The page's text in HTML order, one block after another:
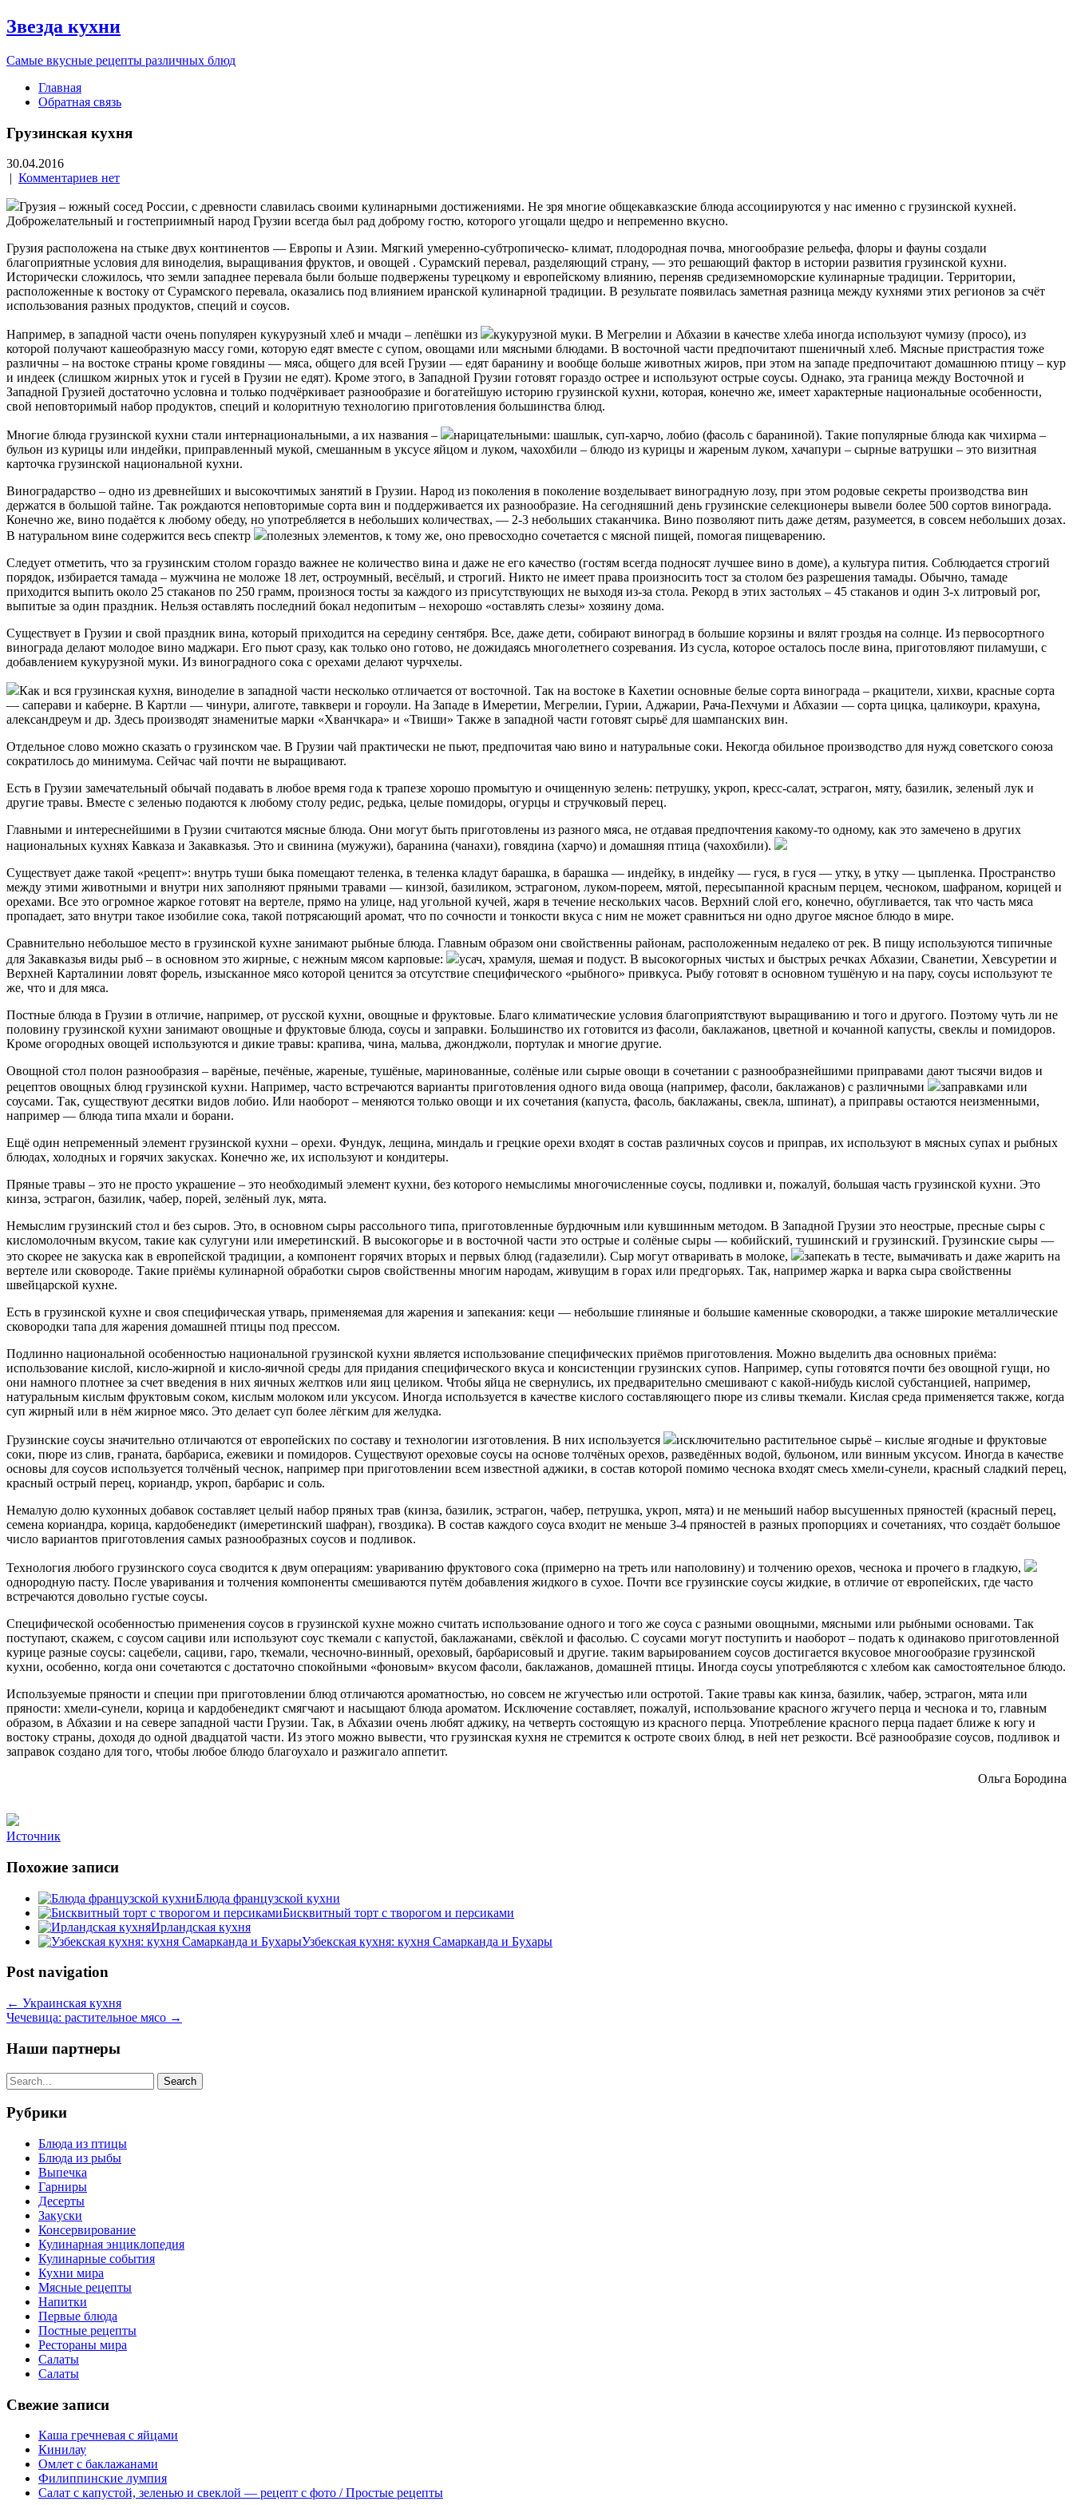
Звезда кухни
Самые вкусные рецепты различных блюд
Главная
Обратная связь
Грузинская кухня
30.04.2016
| Комментариев нет
Грузия – южный сосед России, с древности славилась своими кулинарными достижениями. Не зря многие общекавказские блюда ассоциируются у нас именно с грузинской кухней.
Доброжелательный и гостеприимный народ Грузии всегда был рад доброму гостю, которого угощали щедро и непременно вкусно.
Грузия расположена на стыке двух континентов — Европы и Азии. Мягкий умеренно-субтропическо- климат, плодородная почва, многообразие рельефа, флоры и фауны создали
благоприятные условия для виноделия, выращивания фруктов, и овощей . Сурамский перевал, разделяющий страну, — это решающий фактор в истории развития грузинской кухни.
Исторически сложилось, что земли западнее перевала были больше подвержены турецкому и европейскому влиянию, переняв средиземноморские кулинарные традиции. Территории,
расположенные к востоку от Сурамского перевала, оказались под влиянием иранской кулинарной традиции. В результате появилась заметная разница между кухнями этих регионов за счёт
использования разных продуктов, специй и соусов.
Например, в западной части очень популярен кукурузный хлеб и мчади – лепёшки из
кукурузной муки. В Мегрелии и Абхазии в качестве хлеба иногда используют чумизу (просо), из
которой получают кашеобразную массу гоми, которую едят вместе с супом, овощами или мясными блюдами. В восточной части предпочитают пшеничный хлеб. Мясные пристрастия тоже
различны – на востоке страны кроме говядины — мяса, общего для всей Грузии — едят баранину и вообще больше животных жиров, при этом на западе предпочитают домашнюю птицу – кур
и индеек (слишком жирных уток и гусей в Грузии не едят). Кроме этого, в Западной Грузии готовят гораздо острее и используют острые соусы. Однако, эта граница между Восточной и
Западной Грузией достаточно условна и только подчёркивает разнообразие и богатейшую историю грузинской кухни, которая, конечно же, имеет характерные национальные особенности,
свой неповторимый набор продуктов, специй и колоритную технологию приготовления большинства блюд.
Многие блюда грузинской кухни стали интернациональными, а их названия –
нарицательными: шашлык, суп-харчо, лобио (фасоль с бараниной). Такие популярные блюда как чихирма –
бульон из курицы или индейки, приправленный мукой, смешанным в уксусе яйцом и луком, чахохбили – блюдо из курицы и жареным луком, хачапури – сырные ватрушки – это визитная
карточка грузинской национальной кухни.
Виноградарство – одно из древнейших и высокочтимых занятий в Грузии. Народ из поколения в поколение возделывает виноградную лозу, при этом родовые секреты производства вин
держатся в большой тайне. Так рождаются неповторимые сорта вин и поддерживается их разнообразие. На сегодняшний день грузинские селекционеры вывели более 500 сортов винограда.
Конечно же, вино подаётся к любому обеду, но употребляется в небольших количествах, — 2-3 небольших стаканчика. Вино позволяют пить даже детям, разумеется, в совсем небольших дозах.
В натуральном вине содержится весь спектр
полезных элементов, к тому же, оно превосходно сочетается с мясной пищей, помогая пищеварению.
Следует отметить, что за грузинским столом гораздо важнее не количество вина и даже не его качество (гостям всегда подносят лучшее вино в доме), а культура пития. Соблюдается строгий
порядок, избирается тамада – мужчина не моложе 18 лет, остроумный, весёлый, и строгий. Никто не имеет права произносить тост за столом без разрешения тамады. Обычно, тамаде
приходится выпить около 25 стаканов по 250 грамм, произнося тосты за каждого из присутствующих не выходя из-за стола. Рекорд в этих застольях – 45 стаканов и один 3-х литровый рог,
выпитые за один праздник. Нельзя оставлять последний бокал недопитым – нехорошо «оставлять слезы» хозяину дома.
Существует в Грузии и свой праздник вина, который приходится на середину сентября. Все, даже дети, собирают виноград в большие корзины и вялят гроздья на солнце. Из первосортного
винограда делают молодое вино маджари. Его пьют сразу, как только оно готово, не дожидаясь многолетнего созревания. Из сусла, которое осталось после вина, приготовляют пиламуши, с
добавлением кукурузной муки. Из виноградного сока с орехами делают чурчхелы.
Как и вся грузинская кухня, виноделие в западной части несколько отличается от восточной. Так на востоке в Кахетии основные белые сорта винограда – ркацители, хихви, красные сорта
— саперави и каберне. В Картли — чинури, алиготе, тавквери и гороули. На Западе в Имеретии, Мегрелии, Гурии, Аджарии, Рача-Пехчуми и Абхазии — сорта цицка, цаликоури, крахуна,
александреум и др. Здесь производят знаменитые марки «Хванчкара» и «Твиши» Также в западной части готовят сырьё для шампанских вин.
Отдельное слово можно сказать о грузинском чае. В Грузии чай практически не пьют, предпочитая чаю вино и натуральные соки. Некогда обильное производство для нужд советского союза
сократилось до минимума. Сейчас чай почти не выращивают.
Есть в Грузии замечательный обычай подавать в любое время года к трапезе хорошо промытую и очищенную зелень: петрушку, укроп, кресс-салат, эстрагон, мяту, базилик, зеленый лук и
другие травы. Вместе с зеленью подаются к любому столу редис, редька, целые помидоры, огурцы и стручковый перец.
Главными и интереснейшими в Грузии считаются мясные блюда. Они могут быть приготовлены из разного мяса, не отдавая предпочтения какому-то одному, как это замечено в других
национальных кухнях Кавказа и Закавказья. Это и свинина (мужужи), баранина (чанахи), говядина (харчо) и домашняя птица (чахохбили).
Существует даже такой «рецепт»: внутрь туши быка помещают теленка, в теленка кладут барашка, в барашка — индейку, в индейку — гуся, в гуся — утку, в утку — цыпленка. Пространство
между этими животными и внутри них заполняют пряными травами — кинзой, базиликом, эстрагоном, луком-пореем, мятой, пересыпанной красным перцем, чесноком, шафраном, корицей и
орехами. Все это огромное жаркое готовят на вертеле, прямо на улице, над угольной кучей, жаря в течение нескольких часов. Верхний слой его, конечно, обугливается, так что часть мяса
пропадает, зато внутри такое изобилие сока, такой потрясающий аромат, что по сочности и тонкости вкуса с ним не может сравниться ни одно другое мясное блюдо в мире.
Сравнительно небольшое место в грузинской кухне занимают рыбные блюда. Главным образом они свойственны районам, расположенным недалеко от рек. В пищу используются типичные
для Закавказья виды рыб – в основном это жирные, с нежным мясом карповые:
усач, храмуля, шемая и подуст. В высокогорных чистых и быстрых речках Абхазии, Сванетии, Хевсуретии и
Верхней Карталинии ловят форель, изысканное мясо которой ценится за отсутствие специфического «рыбного» привкуса. Рыбу готовят в основном тушёную и на пару, соусы используют те
же, что и для мяса.
Постные блюда в Грузии в отличие, например, от русской кухни, овощные и фруктовые. Благо климатические условия благоприятствуют выращиванию и того и другого. Поэтому чуть ли не
половину грузинской кухни занимают овощные и фруктовые блюда, соусы и заправки. Большинство их готовится из фасоли, баклажанов, цветной и кочанной капусты, свеклы и помидоров.
Кроме огородных овощей используются и дикие травы: крапива, чина, мальва, джонджоли, портулак и многие другие.
Овощной стол полон разнообразия – варёные, печёные, жареные, тушёные, маринованные, солёные или сырые овощи в сочетании с разнообразнейшими приправами дают тысячи видов и
рецептов овощных блюд грузинской кухни. Например, часто встречаются варианты приготовления одного вида овоща (например, фасоли, баклажанов) с различными
заправками или
соусами. Так, существуют десятки видов лобио. Или наоборот – меняются только овощи и их сочетания (капуста, фасоль, баклажаны, свекла, шпинат), а приправы остаются неизменными,
например — блюда типа мхали и борани.
Ещё один непременный элемент грузинской кухни – орехи. Фундук, лещина, миндаль и грецкие орехи входят в состав различных соусов и приправ, их используют в мясных супах и рыбных
блюдах, холодных и горячих закусках. Конечно же, их используют и кондитеры.
Пряные травы – это не просто украшение – это необходимый элемент кухни, без которого немыслимы многочисленные соусы, подливки и, пожалуй, большая часть грузинской кухни. Это
кинза, эстрагон, базилик, чабер, порей, зелёный лук, мята.
Немыслим грузинский стол и без сыров. Это, в основном сыры рассольного типа, приготовленные бурдючным или кувшинным методом. В Западной Грузии это неострые, пресные сыры с
кисломолочным вкусом, такие как сулугуни или имеретинский. В высокогорье и в восточной части это острые и солёные сыры — кобийский, тушинский и грузинский. Грузинские сыры —
это скорее не закуска как в европейской традиции, а компонент горячих вторых и первых блюд (гадазелили). Сыр могут отваривать в молоке,
запекать в тесте, вымачивать и даже жарить на
вертеле или сковороде. Такие приёмы кулинарной обработки сыров свойственны многим народам, живущим в горах или предгорьях. Так, например жарка и варка сыра свойственны
швейцарской кухне.
Есть в грузинской кухне и своя специфическая утварь, применяемая для жарения и запекания: кеци — небольшие глиняные и большие каменные сковородки, а также широкие металлические
сковородки тапа для жарения домашней птицы под прессом.
Подлинно национальной особенностью национальной грузинской кухни является использование специфических приёмов приготовления. Можно выделить два основных приёма:
использование кислой, кисло-жирной и кисло-яичной среды для придания специфического вкуса и консистенции грузинских супов. Например, супы готовятся почти без овощной гущи, но
они намного плотнее за счет введения в них яичных желтков или яиц целиком. Чтобы яйца не свернулись, их предварительно смешивают с какой-нибудь кислой субстанцией, например,
натуральным кислым фруктовым соком, кислым молоком или уксусом. Иногда используется в качестве кислого составляющего пюре из сливы ткемали. Кислая среда применяется также, когда
суп жирный или в нём жирное мясо. Это делает суп более лёгким для желудка.
Грузинские соусы значительно отличаются от европейских по составу и технологии изготовления. В них используется
исключительно растительное сырьё – кислые ягодные и фруктовые
соки, пюре из слив, граната, барбариса, ежевики и помидоров. Существуют ореховые соусы на основе толчёных орехов, разведённых водой, бульоном, или винным уксусом. Иногда в качестве
основы для соусов используется толчёный чеснок, например при приготовлении всем известной аджики, в состав которой помимо чеснока входят смесь хмели-сунели, красный сладкий перец,
красный острый перец, кориандр, укроп, барбарис и соль.
Немалую долю кухонных добавок составляет целый набор пряных трав (кинза, базилик, эстрагон, чабер, петрушка, укроп, мята) и не меньший набор высушенных пряностей (красный перец,
семена кориандра, корица, кардобенедикт (имеретинский шафран), гвоздика). В состав каждого соуса входит не меньше 3-4 пряностей в разных пропорциях и сочетаниях, что создаёт большое
число вариантов приготовления самых разнообразных соусов и подливок.
Технология любого грузинского соуса сводится к двум операциям: увариванию фруктового сока (примерно на треть или наполовину) и толчению орехов, чеснока и прочего в гладкую,
однородную пасту. После уваривания и толчения компоненты смешиваются путём добавления жидкого в сухое. Почти все грузинские соусы жидкие, в отличие от европейских, где часто
встречаются довольно густые соусы.
Специфической особенностью применения соусов в грузинской кухне можно считать использование одного и того же соуса с разными овощными, мясными или рыбными основами. Так
поступают, скажем, с соусом сациви или используют соус ткемали с капустой, баклажанами, свёклой и фасолью. С соусами могут поступить и наоборот – подать к одинаково приготовленной
курице разные соусы: сацебели, сациви, гаро, ткемали, чесночно-винный, ореховый, барбарисовый и другие. таким варьированием соусов достигается вкусовое многообразие грузинской
кухни, особенно, когда они сочетаются с достаточно спокойными «фоновым» вкусом фасоли, баклажанов, домашней птицы. Иногда соусы употребляются с хлебом как самостоятельное блюдо.
Используемые пряности и специи при приготовлении блюд отличаются ароматностью, но совсем не жгучестью или остротой. Такие травы как кинза, базилик, чабер, эстрагон, мята или
пряности: хмели-сунели, корица и кардобенедикт смягчают и насыщают блюда ароматом. Исключение составляет, пожалуй, использование красного жгучего перца и чеснока и то, главным
образом, в Абхазии и на севере западной части Грузии. Так, в Абхазии очень любят аджику, на четверть состоящую из красного перца. Употребление красного перца падает ближе к югу и
востоку страны, доходя до одной двадцатой части. Из этого можно вывести, что грузинская кухня не стремится к остроте своих блюд, в ней нет резкости. Всё разнообразие соусов, подливок и
заправок создано для того, чтобы любое блюдо благоухало и разжигало аппетит.
Ольга Бородина
Источник
Похожие записи
Блюда французской кухни
Бисквитный торт с творогом и персиками
Ирландская кухня
Узбекская кухня: кухня Самарканда и Бухары
Post navigation
← Украинская кухня
Чечевица: растительное мясо →
Наши партнеры
Рубрики
Блюда из птицы
Блюда из рыбы
Выпечка
Гарниры
Десерты
Закуски
Консервирование
Кулинарная энциклопедия
Кулинарные события
Кухни мира
Мясные рецепты
Напитки
Первые блюда
Постные рецепты
Рестораны мира
Салаты
Салаты
Свежие записи
Каша гречневая с яйцами
Кинилау
Омлет с баклажанами
Филиппинские лумпия
Салат с капустой, зеленью и свеклой — рецепт с фото / Простые рецепты